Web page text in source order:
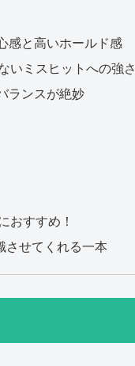
感と高いホールド感
いミスヒットへの強さ
ランスが絶妙
おすすめ！
させてくれる一本